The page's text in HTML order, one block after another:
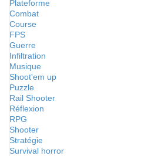
Plateforme
Combat
Course
FPS
Guerre
Infiltration
Musique
Shoot'em up
Puzzle
Rail Shooter
Réflexion
RPG
Shooter
Stratégie
Survival horror